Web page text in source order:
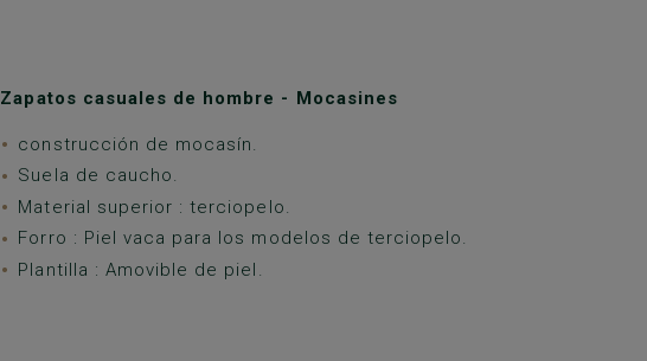
Zapatos casuales de hombre - Mocasines
construcción de mocasín.
Suela de caucho.
Material superior : terciopelo.
Forro : Piel vaca para los modelos de terciopelo.
Plantilla : Amovible de piel.